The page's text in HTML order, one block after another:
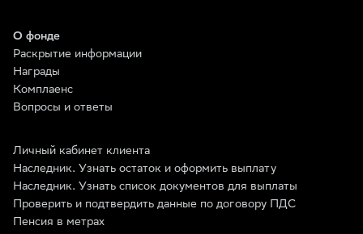
О фонде
Раскрытие информации
Награды
Комплаенс
Вопросы и ответы
Личный кабинет клиента
Наследник. Узнать остаток и оформить выплату
Наследник. Узнать список документов для выплаты
Проверить и подтвердить данные по договору ПДС
Пенсия в метрах